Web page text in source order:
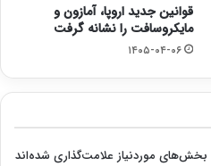
قوانین جدید اروپا، آمازون و
مایکروسافت را نشانه گرفت
۱۴۰۵-۰۴-۰۶
بخش‌های موردنیاز علامت‌گذاری شده‌اند